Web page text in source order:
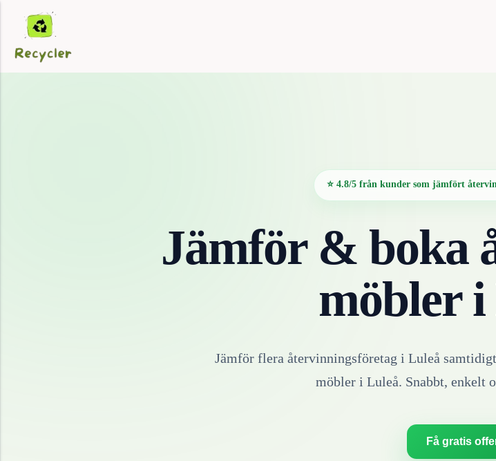
⭐ 4.8/5 från kunder som jämfört
Jämför & boka
möbleri
Jämför flera återvinningsföretag i Luleå
möbleri Luleå. Snabbt, enkelt
Få gratis